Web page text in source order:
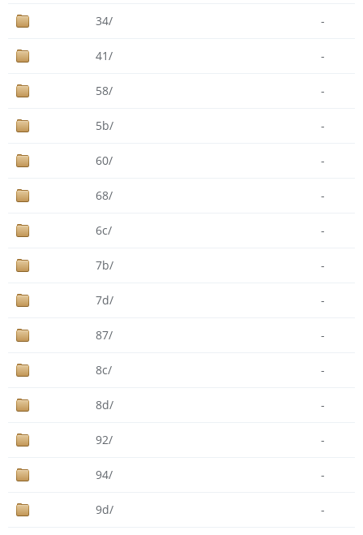
34/ -
41/ -
58/ -
5b/ -
60/ -
68/ -
6c/ -
7b/ -
7d/ -
87/ -
8c/ -
8d/ -
92/ -
94/ -
9d/ -